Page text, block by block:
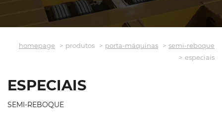
homepage produtos porta-máquinas
semi-reboque
especiais
ESPECIAIS
SEMI-REBOQUE